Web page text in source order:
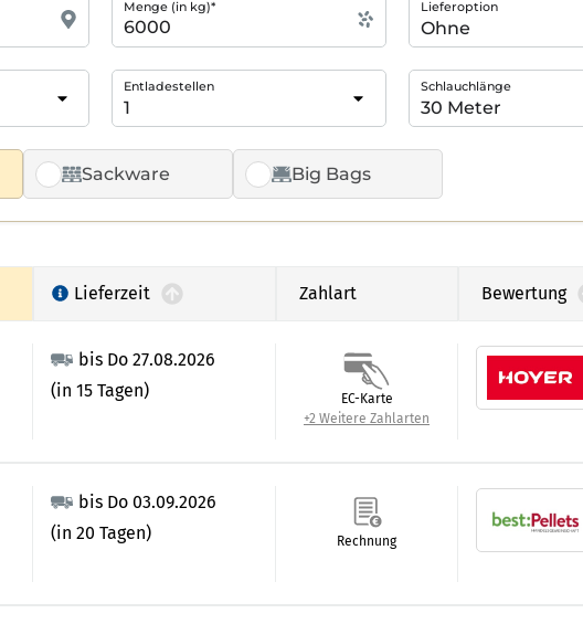
Sackware Big Bags
Menge (in kg)* Lieferoption
Entladestellen Schlauchlänge
Lieferzeit Zahlart Bewertung
bis Do 27.08.2026
(in 15 Tagen)
EC-Karte
+2 Weitere Zahlarten
bis Do 03.09.2026
(in 20 Tagen)
Rechnung